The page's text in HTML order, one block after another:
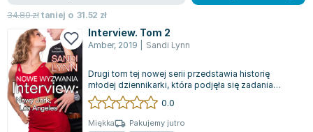
34.80złtaniej o 31.52 zł
Interview. Tom 2
Amber, 2019 Sandi Lynn
Drugi tom tej nowej serii przedstawia historię
młodej dziennikarki, która podjęła się zadania
przeprowadzenia wywiadów z dwoma prz...
0.0
Miękka
Pakujemy jutro